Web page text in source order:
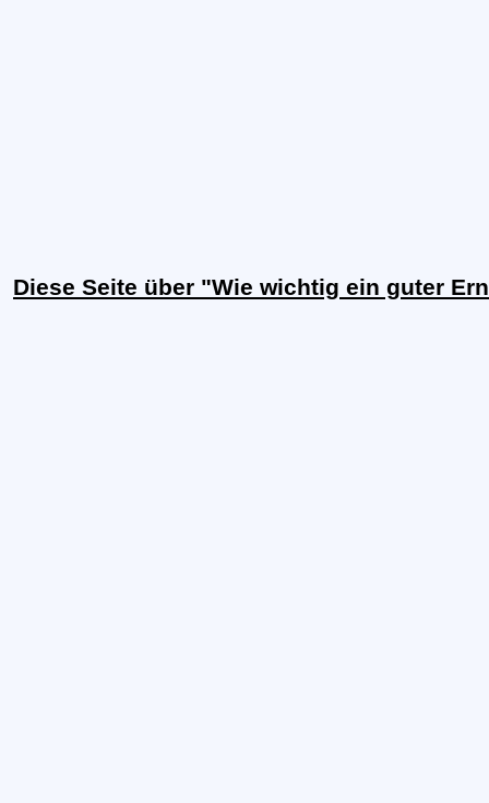
Diese Seite über "Wie wichtig ein guter